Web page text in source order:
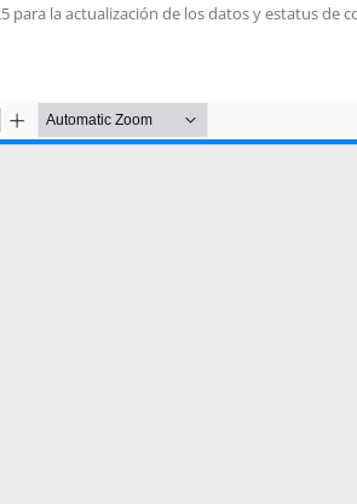
la actualización de los datos y estatus de